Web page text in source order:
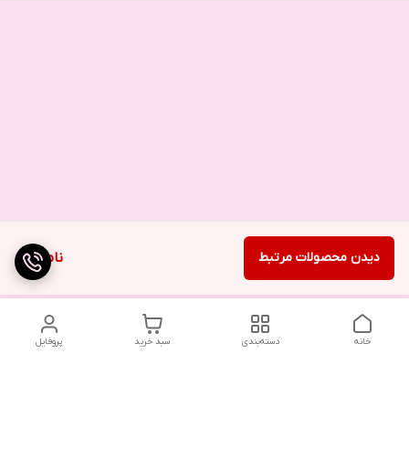
ناموجود دیدن محصولات مرتبط
پروفایل سبد خرید دسته‌بندی خانه